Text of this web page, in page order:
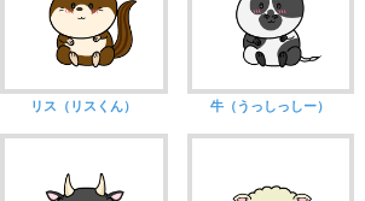
リス（リスくん） 牛（うっしっしー）